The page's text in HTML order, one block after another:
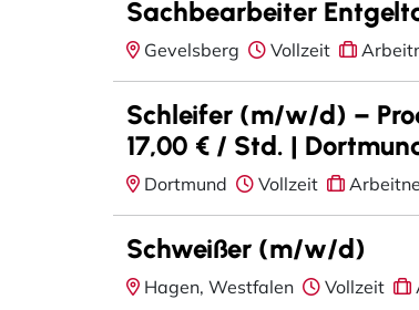
Sachbearbeiter
Gevelsberg Vollzeit
Schleifer (m/w/d) –
17,00 € / Std. |
Dortmund Vollzeit
Schweißer (m/w/d)
Hagen, Westfalen Vollzeit